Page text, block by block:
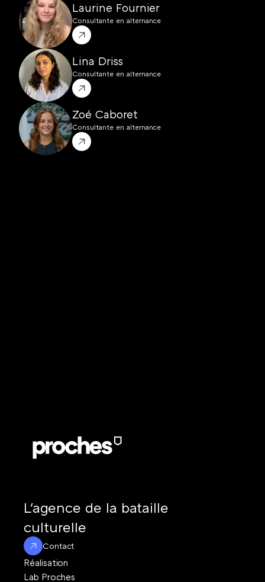
Laurine Fournier
Consultante en alternance
Lina Driss
Consultante en alternance
Zoé Caboret
Consultante en alternance
L'agence de la bataille
culturelle
Contact
Réalisation
Lab Proches